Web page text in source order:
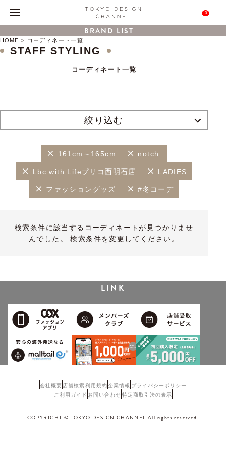
0
BRAND LIST
HOME コーディネート一覧
STAFF STYLING
コーディネート一覧
絞り込む
161cm～165cm notch.
Lbc with Lifeプリコ西明石店 LADIES
ファッショングッズ #冬コーデ
検索条件に該当するコーディネートが見つかりませ
んでした。 検索条件を変更してください。
LINK
会社概要 店舗検索利用規約企業情報 プライバシーポリシー
ご利用ガイド お問い合わせ 特定商取引法の表示
COPYRIGHT © TOKYO DESIGN CHANNEL All rights reserved.